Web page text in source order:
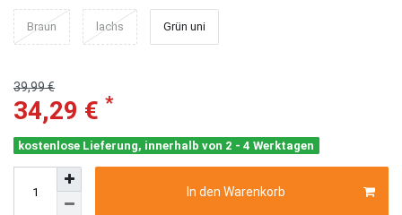
Braun lachs Grün uni
39,99 €
34,29 € *
kostenlose Lieferung, innerhalb von 2 - 4 Werktagen
In den Warenkorb